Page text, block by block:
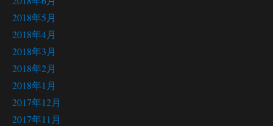
2018年5月
2018年4月
2018年3月
2018年2月
2018年1月
2017年12月
2017年11月